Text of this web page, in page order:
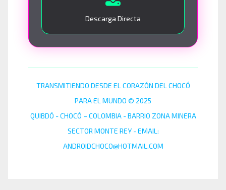
Descarga Directa
TRANSMITIENDO DESDE EL CORAZÓN DEL CHOCÓ
PARA EL MUNDO © 2025
QUIBDÓ - CHOCÓ – COLOMBIA - BARRIO ZONA MINERA
SECTOR MONTE REY - EMAIL:
ANDROIDCHOCO@HOTMAIL.COM